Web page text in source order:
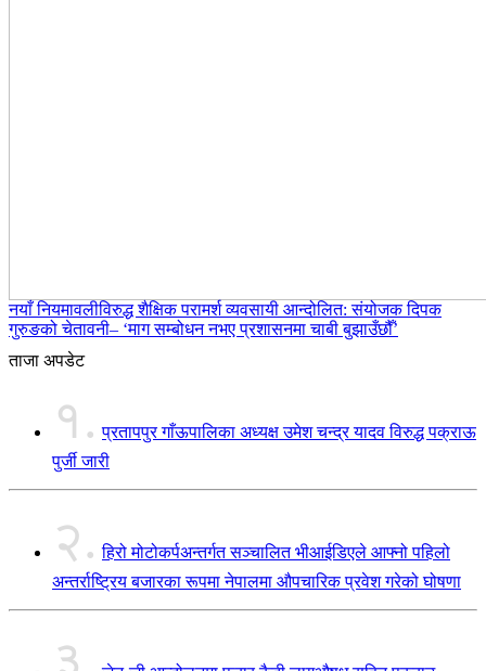
नयाँ नियमावलीविरुद्ध शैक्षिक परामर्श व्यवसायी आन्दोलित: संयोजक दिपक
गुरुङको चेतावनी– ‘माग सम्बोधन नभए प्रशासनमा चाबी बुझाउँछौँ’
ताजा अपडेट
१. प्रतापपुर गाँऊपालिका अध्यक्ष उमेश चन्द्र यादव विरुद्ध पक्राऊ
पुर्जी जारी
२. हिरो मोटोकर्पअन्तर्गत सञ्चालित भीआईडिएले आफ्नो पहिलो
अन्तर्राष्ट्रिय बजारका रूपमा नेपालमा औपचारिक प्रवेश गरेको घोषणा